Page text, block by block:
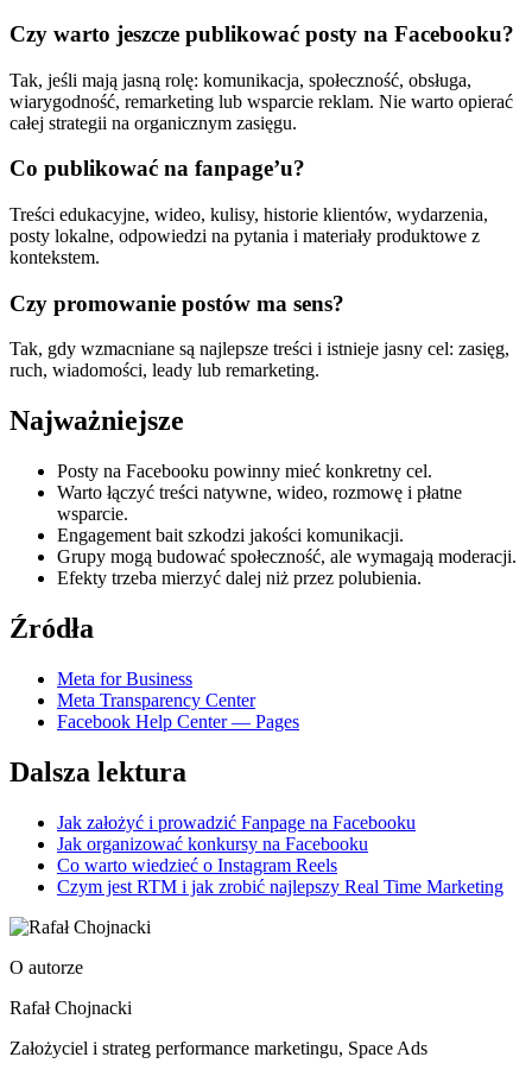
Czy warto jeszcze publikować posty na Facebooku?
Tak, jeśli mają jasną rolę: komunikacja, społeczność, obsługa,
wiarygodność, remarketing lub wsparcie reklam. Nie warto opierać
całej strategii na organicznym zasięgu.
Co publikować na fanpage’u?
Treści edukacyjne, wideo, kulisy, historie klientów, wydarzenia,
posty lokalne, odpowiedzi na pytania i materiały produktowe z
kontekstem.
Czy promowanie postów ma sens?
Tak, gdy wzmacniane są najlepsze treści i istnieje jasny cel: zasięg,
ruch, wiadomości, leady lub remarketing.
Najważniejsze
Posty na Facebooku powinny mieć konkretny cel.
Warto łączyć treści natywne, wideo, rozmowę i płatne
wsparcie.
Engagement bait szkodzi jakości komunikacji.
Grupy mogą budować społeczność, ale wymagają moderacji.
Efekty trzeba mierzyć dalej niż przez polubienia.
Źródła
Meta for Business
Meta Transparency Center
Facebook Help Center — Pages
Dalsza lektura
Jak założyć i prowadzić Fanpage na Facebooku
Jak organizować konkursy na Facebooku
Co warto wiedzieć o Instagram Reels
Czym jest RTM i jak zrobić najlepszy Real Time Marketing
O autorze
Rafał Chojnacki
Założyciel i strateg performance marketingu, Space Ads